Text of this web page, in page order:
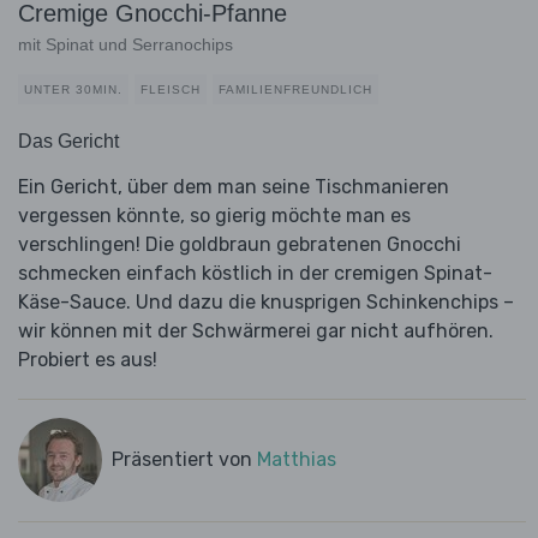
Cremige Gnocchi-Pfanne
mit Spinat und Serranochips
UNTER 30MIN. FLEISCH FAMILIENFREUNDLICH
Das Gericht
Ein Gericht, über dem man seine Tischmanieren
vergessen könnte, so gierig möchte man es
verschlingen! Die goldbraun gebratenen Gnocchi
schmecken einfach köstlich in der cremigen Spinat-
Käse-Sauce. Und dazu die knusprigen Schinkenchips –
wir können mit der Schwärmerei gar nicht aufhören.
Probiert es aus!
Präsentiert von Matthias